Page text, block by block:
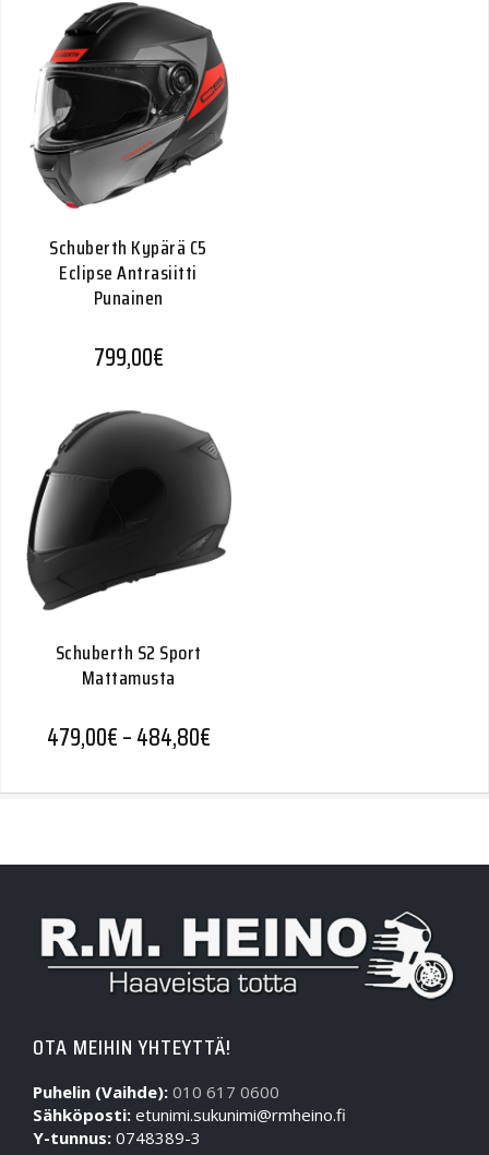
Schuberth Kypärä C5
Eclipse Antrasiitti
Punainen
799,00€
Schuberth S2 Sport
Mattamusta
479,00€–484,80€Hintaluokka: 479,00€ - 484,80€
OTA MEIHIN YHTEYTTÄ!
Puhelin (Vaihde): 010 617 0600
Sähköposti: etunimi.sukunimi@rmheino.fi
Y-tunnus: 0748389-3